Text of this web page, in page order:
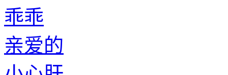
乖乖
亲爱的